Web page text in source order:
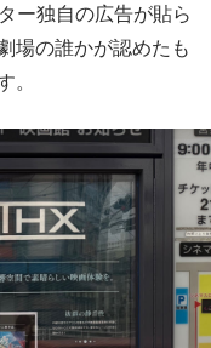
ー独自の広告が貼ら
の誰かが認めたも